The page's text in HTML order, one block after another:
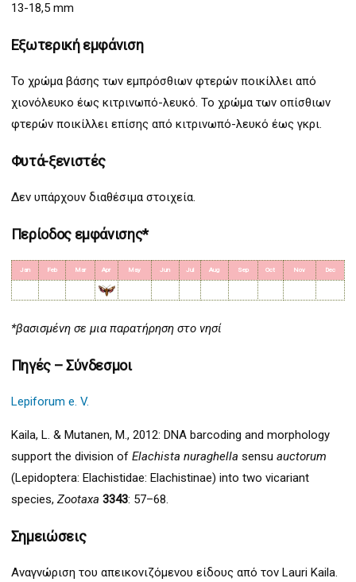
13-18,5 mm
Εξωτερική εμφάνιση
Το χρώμα βάσης των εμπρόσθιων φτερών ποικίλλει από
χιονόλευκο έως κιτρινωπό-λευκό. Το χρώμα των οπίσθιων
φτερών ποικίλλει επίσης από κιτρινωπό-λευκό έως γκρι.
Φυτά-ξενιστές
Δεν υπάρχουν διαθέσιμα στοιχεία.
Περίοδος εμφάνισης*
Jan Feb Mar Apr May Jun Jul Aug Sep Oct Nov Dec
*βασισμένη σε μια παρατήρηση στο νησί
Πηγές – Σύνδεσμοι
Lepiforum e. V.
Kaila, L. & Mutanen, M., 2012: DNA barcoding and morphology
support the division of Elachista nuraghella sensu auctorum
(Lepidoptera: Elachistidae: Elachistinae) into two vicariant
species, Zootaxa 3343: 57–68.
Σημειώσεις
Αναγνώριση του απεικονιζόμενου είδους από τον Lauri Kaila.